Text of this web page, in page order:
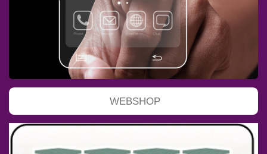
WEBSHOP